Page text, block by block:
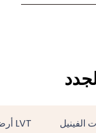
أرضيات LVT الفينيل